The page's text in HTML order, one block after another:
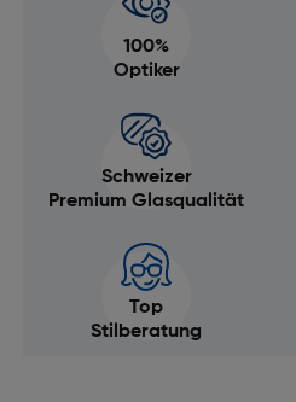
100%
Optiker
Schweizer
Premium Glasqualität
Top
Stilberatung